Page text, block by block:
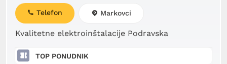
Kvalitetne elektroinštalacije Podravska
Telefon Markovci
TOP PONUDNIK